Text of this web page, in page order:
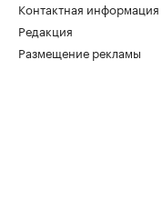
Контактная информация
Редакция
Размещение рекламы